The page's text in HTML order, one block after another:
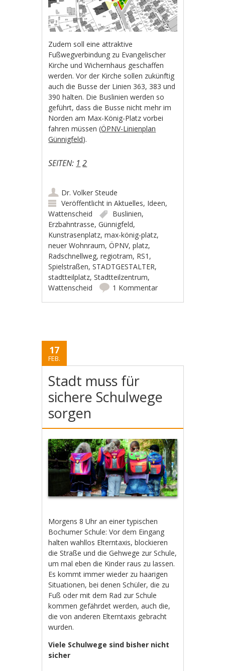
Zudem soll eine attraktive
Fußwegverbindung zu Evangelischer
Kirche und Wichernhaus geschaffen
werden. Vor der Kirche sollen zukünftig
auch die Busse der Linien 363, 383 und
390 halten. Die Buslinien werden so
geführt, dass die Busse nicht mehr im
Norden am Max-König-Platz vorbei
fahren müssen (ÖPNV-Linienplan
Günnigfeld).
SEITEN: 1 2
Dr. Volker Steude
Veröffentlicht inAktuelles, Ideen,
Wattenscheid
Buslinien,
Erzbahntrasse,Günnigfeld,
Kunstrasenplatz,max-könig-platz,
neuer Wohnraum,ÖPNV,platz,
Radschnellweg,regiotram, RS1 ,
Spielstraßen,STADTGESTALTER,
stadtteilplatz,Stadtteilzentrum,
Wattenscheid
1 Kommentar
17
FEB.
Stadt muss für
sichere Schulwege
sorgen
Morgens 8 Uhr an einer typischen
Bochumer Schule: Vor dem Eingang
halten wahllos Elterntaxis, blockieren
die Straße und die Gehwege zur Schule,
um mal eben die Kinder raus zu lassen.
Es kommt immer wieder zu haarigen
Situationen, bei denen Schüler, die zu
Fuß oder mit dem Rad zur Schule
kommen gefährdet werden, auch die,
die von anderen Elterntaxis gebracht
wurden.
Viele Schulwege sind bisher nicht
sicher